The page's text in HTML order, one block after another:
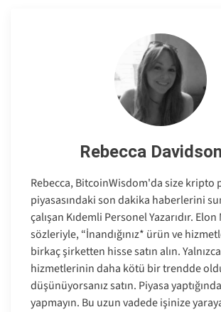
Rebecca Davidson
Rebecca, BitcoinWisdom'da size kripto
piyasasındaki son dakika haberlerini
çalışan Kıdemli Personel Yazarıdır.
sözleriyle, “İnandığınız* ürün ve
birkaç şirketten hisse satın alın.
hizmetlerinin daha kötü bir trendde
düşünüyorsanız satın. Piyasa
yapmayın. Bu uzun vadede işinize